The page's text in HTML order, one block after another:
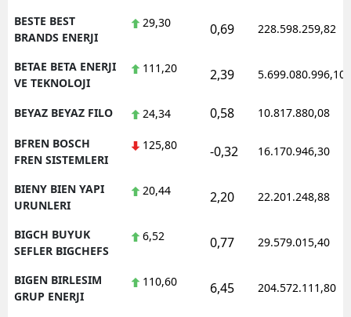
BESTE BEST
BRANDS ENERJI
29,30 0,69 228.598.259,82
BETAE BETA ENERJI
VE TEKNOLOJI
111,20 2,39 5.699.080.996,10
BEYAZ BEYAZ FILO 24,34 0,58 10.817.880,08
BFREN BOSCH
FREN SISTEMLERI
125,80 -0,32 16.170.946,30
BIENY BIEN YAPI
URUNLERI
20,44 2,20 22.201.248,88
BIGCH BUYUK
SEFLER BIGCHEFS
6,52 0,77 29.579.015,40
BIGEN BIRLESIM
GRUP ENERJI
110,60 6,45 204.572.111,80